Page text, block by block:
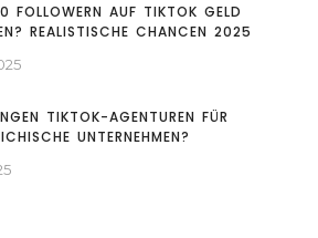
FOLLOWERN AUF TIKTOK GELD
REALISTISCHE CHANCEN 2025
TIKTOK-AGENTUREN FÜR
UNTERNEHMEN?